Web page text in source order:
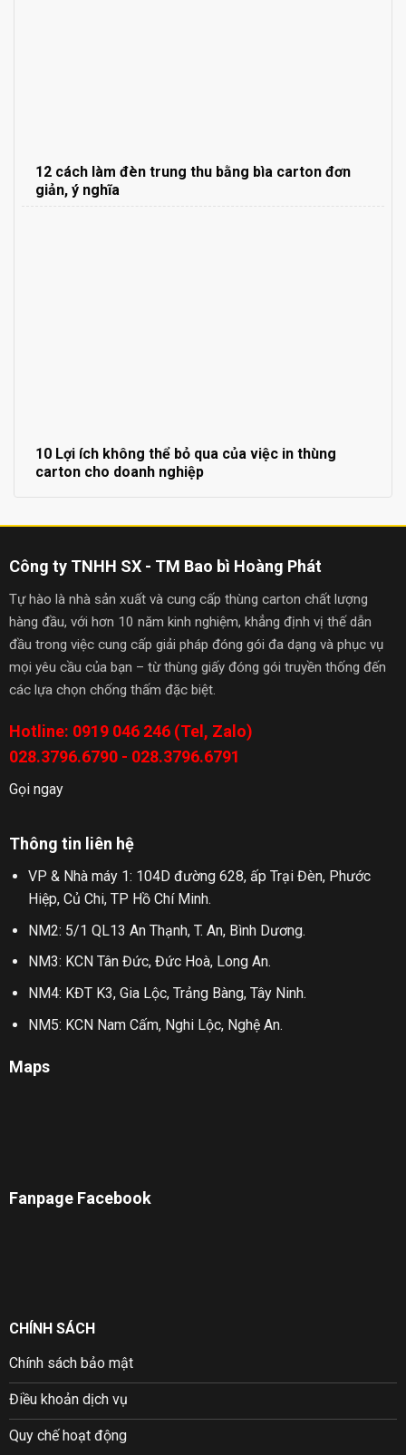
12 cách làm đèn trung thu bằng bìa carton đơn
giản, ý nghĩa
10 Lợi ích không thể bỏ qua của việc in thùng
carton cho doanh nghiệp
Công ty TNHH SX - TM Bao bì Hoàng Phát
Tự hào là nhà sản xuất và cung cấp thùng carton chất lượng
hàng đầu, với hơn 10 năm kinh nghiệm, khẳng định vị thế dẫn
đầu trong việc cung cấp giải pháp đóng gói đa dạng và phục vụ
mọi yêu cầu của bạn – từ thùng giấy đóng gói truyền thống đến
các lựa chọn chống thấm đặc biệt.
Hotline: 0919 046 246 (Tel, Zalo)
028.3796.6790 - 028.3796.6791
Gọi ngay
Thông tin liên hệ
VP & Nhà máy 1: 104D đường 628, ấp Trại Đèn, Phước
Hiệp, Củ Chi, TP Hồ Chí Minh.
NM2: 5/1 QL13 An Thạnh, T. An, Bình Dương.
NM3: KCN Tân Đức, Đức Hoà, Long An.
NM4: KĐT K3, Gia Lộc, Trảng Bàng, Tây Ninh.
NM5: KCN Nam Cấm, Nghi Lộc, Nghệ An.
Maps
Fanpage Facebook
CHÍNH SÁCH
Chính sách bảo mật
Điều khoản dịch vụ
Quy chế hoạt động